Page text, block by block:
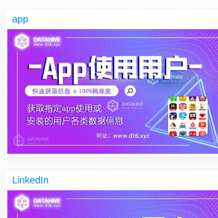
app
LinkedIn